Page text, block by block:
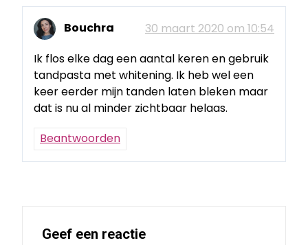
Bouchra
30 maart 2020 om 10:54
Ik flos elke dag een aantal keren en gebruik
tandpasta met whitening. Ik heb wel een
keer eerder mijn tanden laten bleken maar
dat is nu al minder zichtbaar helaas.
Beantwoorden
Geef een reactie